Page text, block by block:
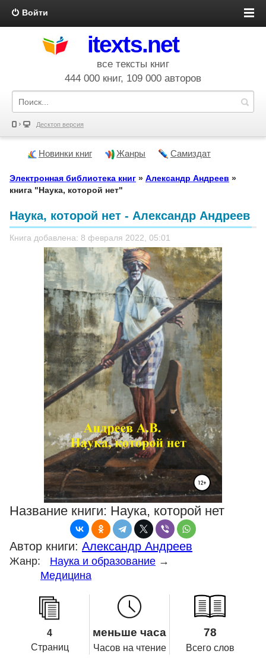
Войти
itexts.net
все тексты книг
444 000 книг, 109 000 авторов
Десктоп версия
Новинки книг Жанры Самиздат
Электронная библиотека книг » Александр Андреев »
книга "Наука, которой нет"
Наука, которой нет - Александр Андреев
Книга добавлена: 8 февраля 2022, 05:01
Название книги: Наука, которой нет
Автор книги: Александр Андреев
Жанр: Наука и образование →
Медицина
4
Страниц
меньше часа
Часов на чтение
78
Всего слов